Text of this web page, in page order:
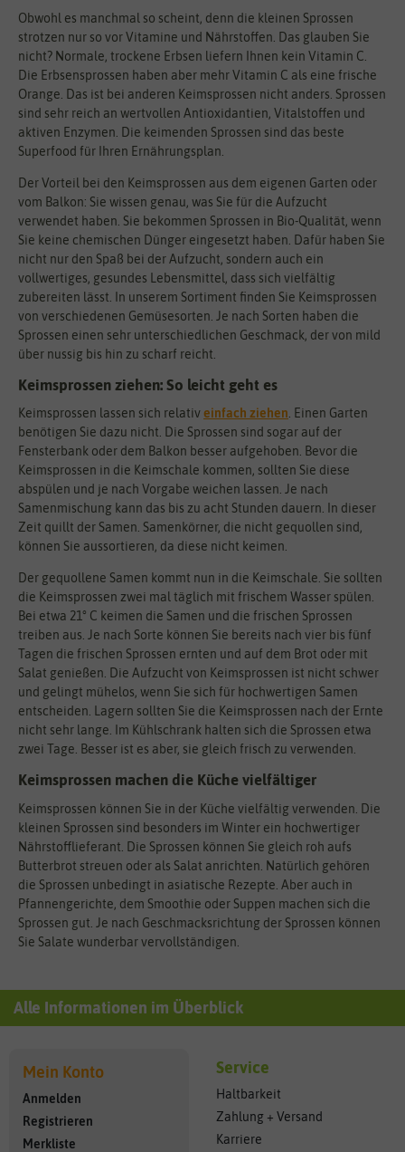
Obwohl es manchmal so scheint, denn die kleinen Sprossen
strotzen nur so vor Vitamine und Nährstoffen. Das glauben Sie
nicht? Normale, trockene Erbsen liefern Ihnen kein Vitamin C.
Die Erbsensprossen haben aber mehr Vitamin C als eine frische
Orange. Das ist bei anderen Keimsprossen nicht anders. Sprossen
sind sehr reich an wertvollen Antioxidantien, Vitalstoffen und
aktiven Enzymen. Die keimenden Sprossen sind das beste
Superfood für Ihren Ernährungsplan.
Der Vorteil bei den Keimsprossen aus dem eigenen Garten oder
vom Balkon: Sie wissen genau, was Sie für die Aufzucht
verwendet haben. Sie bekommen Sprossen in Bio-Qualität, wenn
Sie keine chemischen Dünger eingesetzt haben. Dafür haben Sie
nicht nur den Spaß bei der Aufzucht, sondern auch ein
vollwertiges, gesundes Lebensmittel, dass sich vielfältig
zubereiten lässt. In unserem Sortiment finden Sie Keimsprossen
von verschiedenen Gemüsesorten. Je nach Sorten haben die
Sprossen einen sehr unterschiedlichen Geschmack, der von mild
über nussig bis hin zu scharf reicht.
Keimsprossen ziehen: So leicht geht es
Keimsprossen lassen sich relativeinfach ziehen. Einen Garten
benötigen Sie dazu nicht. Die Sprossen sind sogar auf der
Fensterbank oder dem Balkon besser aufgehoben. Bevor die
Keimsprossen in die Keimschale kommen, sollten Sie diese
abspülen und je nach Vorgabe weichen lassen. Je nach
Samenmischung kann das bis zu acht Stunden dauern. In dieser
Zeit quillt der Samen. Samenkörner, die nicht gequollen sind,
können Sie aussortieren, da diese nicht keimen.
Der gequollene Samen kommt nun in die Keimschale. Sie sollten
die Keimsprossen zwei mal täglich mit frischem Wasser spülen.
Bei etwa 21° C keimen die Samen und die frischen Sprossen
treiben aus. Je nach Sorte können Sie bereits nach vier bis fünf
Tagen die frischen Sprossen ernten und auf dem Brot oder mit
Salat genießen. Die Aufzucht von Keimsprossen ist nicht schwer
und gelingt mühelos, wenn Sie sich für hochwertigen Samen
entscheiden. Lagern sollten Sie die Keimsprossen nach der Ernte
nicht sehr lange. Im Kühlschrank halten sich die Sprossen etwa
zwei Tage. Besser ist es aber, sie gleich frisch zu verwenden.
Keimsprossen machen die Küche vielfältiger
Keimsprossen können Sie in der Küche vielfältig verwenden. Die
kleinen Sprossen sind besonders im Winter ein hochwertiger
Nährstofflieferant. Die Sprossen können Sie gleich roh aufs
Butterbrot streuen oder als Salat anrichten. Natürlich gehören
die Sprossen unbedingt in asiatische Rezepte. Aber auch in
Pfannengerichte, dem Smoothie oder Suppen machen sich die
Sprossen gut. Je nach Geschmacksrichtung der Sprossen können
Sie Salate wunderbar vervollständigen.
Alle Informationen im Überblick
Mein Konto
Anmelden
Registrieren
Merkliste
Service
Haltbarkeit
Zahlung + Versand
Karriere